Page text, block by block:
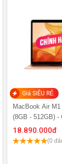
Giá SIÊU RẺ
MacBook Air
(8GB - 512GB) -
18.890.000đ
(0